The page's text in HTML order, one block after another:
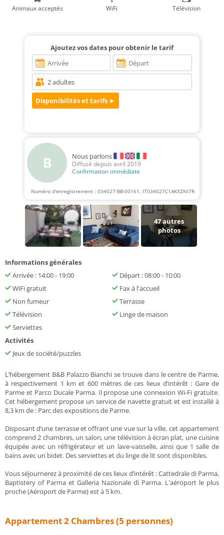
Animaux acceptés WiFi Télévision
Ajoutez vos dates pour obtenir le tarif
B Nous parlons
Diffusé depuis avril 2019
Confirmation immédiate
Numéro d'enregistrement : 034027-BB-00161, IT034027C1AKXZNI7R
47autres
photos
Informations générales
Arrivée : 14:00 - 19:00
Départ : 08:00 - 10:00
WiFi gratuit
Fax à l'accueil
Non fumeur
Terrasse
Télévision
Linge de maison
Serviettes
Activités
Jeux de société/puzzles
L’hébergement B&B Palazzo Bianchi se trouve dans le centre de Parme,
à respectivement 1 km et 600 mètres de ces lieux d’intérêt : Gare de
Parme et Parco Ducale Parma. Il propose une connexion Wi-Fi gratuite.
Cet hébergement propose un service de navette gratuit et est installé à
8,3 km de : Parc des expositions de Parme.
Disposant d’une terrasse et offrant une vue sur la ville, cet appartement
comprend 2 chambres, un salon, une télévision à écran plat, une cuisine
équipée avec un réfrigérateur et un lave-vaisselle, ainsi que 1 salle de
bains avec un bidet. Des serviettes et du linge de lit sont disponibles.
Vous séjournerez à proximité de ces lieux d’intérêt : Cattedrale di Parma,
Baptistery of Parma et Galleria Nazionale di Parma. L'aéroport le plus
proche (Aéroport de Parme) est à 5 km.
Appartement 2 Chambres (5 personnes)